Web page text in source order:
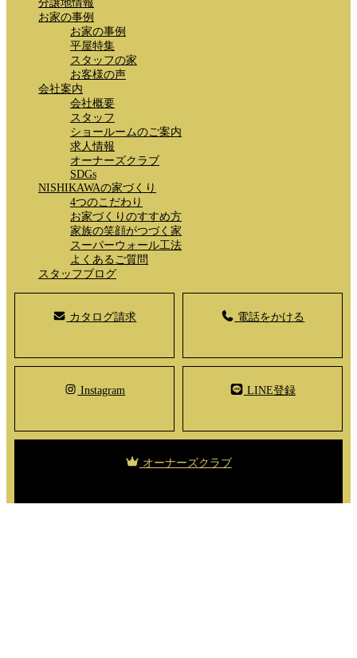
分譲地情報
お家の事例
お家の事例
平屋特集
スタッフの家
お客様の声
会社案内
会社概要
スタッフ
ショールームのご案内
求人情報
オーナーズクラブ
SDGs
NISHIKAWAの家づくり
4つのこだわり
お家づくりのすすめ方
家族の笑顔がつづく家
スーパーウォール工法
よくあるご質問
スタッフブログ
カタログ請求 電話をかける
Instagram LINE登録
オーナーズクラブ